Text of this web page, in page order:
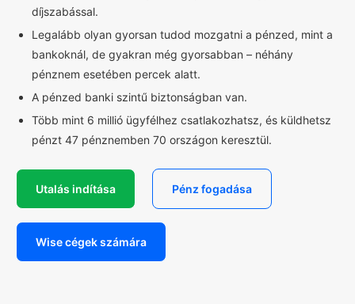
díjszabással.
Legalább olyan gyorsan tudod mozgatni a pénzed, mint a
bankoknál, de gyakran még gyorsabban – néhány
pénznem esetében percek alatt.
A pénzed banki szintű biztonságban van.
Több mint 6 millió ügyfélhez csatlakozhatsz, és küldhetsz
pénzt 47 pénznemben 70 országon keresztül.
Utalás indítása Pénz fogadása
Wise cégek számára